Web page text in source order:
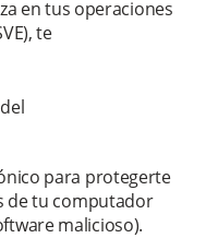
en tus operaciones
te
para protegerte
de tu computador
malicioso).